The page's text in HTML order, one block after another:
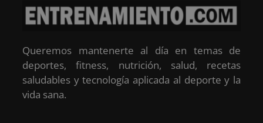
Queremos mantenerte al día en temas de
deportes, fitness, nutrición, salud, recetas
saludables y tecnología aplicada al deporte y la
vida sana.